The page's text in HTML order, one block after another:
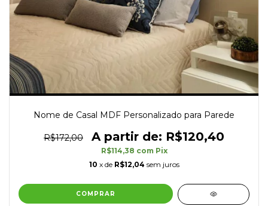
Nome de Casal MDF Personalizado para Parede
R$172,00 R$120,40
R$114,38 com Pix
10 x de R$12,04 sem juros
COMPRAR